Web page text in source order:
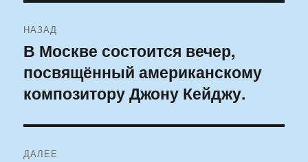
по
записям
НАЗАД
Предыдущая
запись:
В Москве состоится вечер,
посвящённый американскому
композитору Джону Кейджу.
ДАЛЕЕ